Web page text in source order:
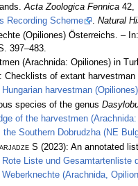
Acta Zoologica Fennica42,
Recording Scheme . Natural
(Opiliones) Österreichs. – In:
397–483.
(Arachnida: Opiliones) in
Checklists of extant
harvestman
species of the genus
of the harvestmen
Southern Dobrudzha (NE
S (2023): An annotated
Rote Liste und Gesamtartenliste
Weberknechte (Arachnida,